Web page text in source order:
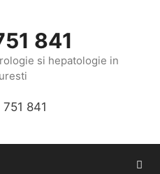
841
si hepatologie in